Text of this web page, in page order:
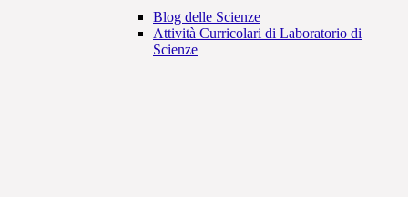
Blog delle Scienze
Attività Curricolari di Laboratorio di
Scienze